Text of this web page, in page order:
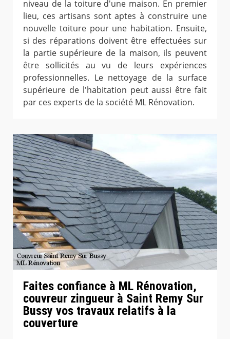
niveau de la toiture d'une maison. En premier
lieu, ces artisans sont aptes à construire une
nouvelle toiture pour une habitation. Ensuite,
si des réparations doivent être effectuées sur
la partie supérieure de la maison, ils peuvent
être sollicités au vu de leurs expériences
professionnelles. Le nettoyage de la surface
supérieure de l'habitation peut aussi être fait
par ces experts de la société ML Rénovation.
Faites confiance à ML Rénovation,
couvreur zingueur à Saint Remy Sur
Bussy vos travaux relatifs à la
couverture